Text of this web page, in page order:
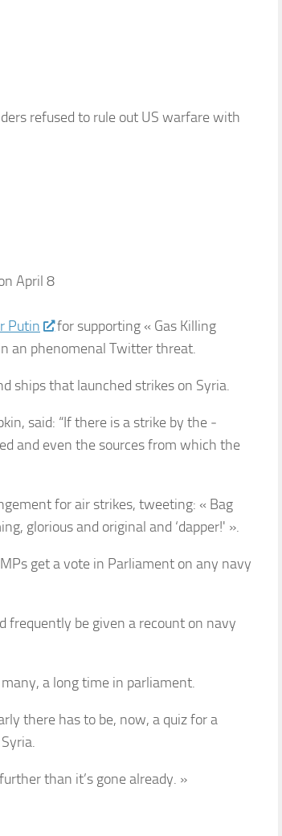
refused to rule out US warfare with
April 8
Putin
for supporting « Gas Killing
an phenomenal Twitter threat.
ships that launched strikes on Syria.
said: “If there is a strike by the
and even the sources from which the
for air strikes, tweeting: « Bag
glorious and original and ‘dapper!' ».
get a vote in Parliament on any navy
frequently be given a recount on navy
a long time in parliament.
there has to be, now, a quiz for a
than it’s gone already. »